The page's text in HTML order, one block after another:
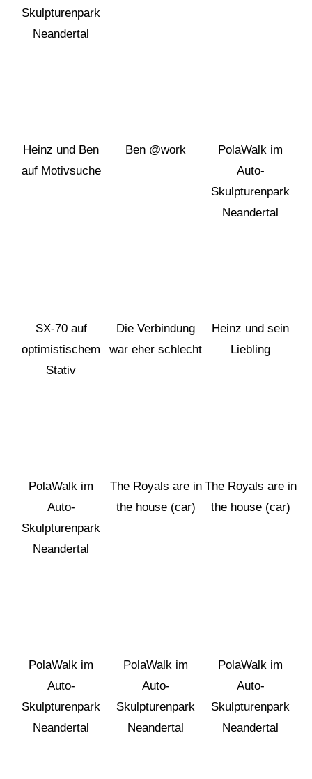
Skulpturenpark
Neandertal
Heinz und Ben
auf Motivsuche
Ben @work
PolaWalk im
Auto-
Skulpturenpark
Neandertal
SX-70 auf
optimistischem
Stativ
Die Verbindung
war eher schlecht
Heinz und sein
Liebling
PolaWalk im
Auto-
Skulpturenpark
Neandertal
The Royals are in
the house (car)
The Royals are in
the house (car)
PolaWalk im
Auto-
Skulpturenpark
Neandertal
PolaWalk im
Auto-
Skulpturenpark
Neandertal
PolaWalk im
Auto-
Skulpturenpark
Neandertal